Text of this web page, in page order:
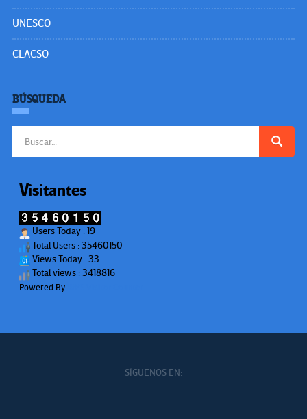
UNESCO
CLACSO
BÚSQUEDA
Visitantes
Users Today : 19
Total Users : 35460150
Views Today : 33
Total views : 3418816
Powered By
SÍGUENOS EN: